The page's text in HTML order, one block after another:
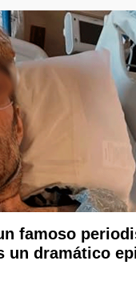
famoso
un dramático